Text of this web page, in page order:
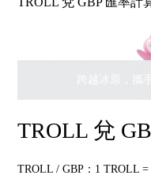
TROLL 兌
TROLL / GBP：1 TROLL =